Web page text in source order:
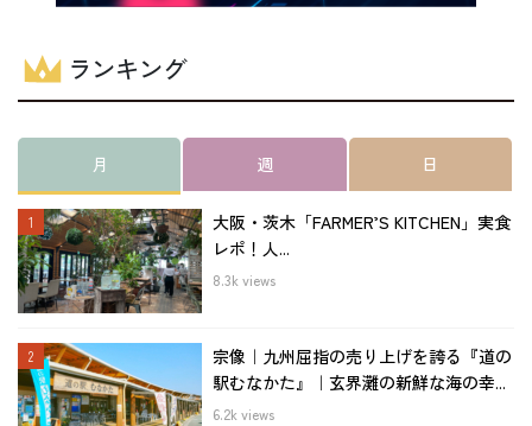
ランキング
月 週 日
大阪・茨木「FARMER’S KITCHEN」実食
レポ！人...
8.3k views
宗像｜九州屈指の売り上げを誇る『道の
駅むなかた』｜玄界灘の新鮮な海の幸...
6.2k views